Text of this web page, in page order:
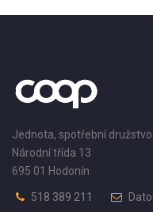
Jednota, spotřební družstvo
Národní třída 13
695 01 Hodonín
518 389 211